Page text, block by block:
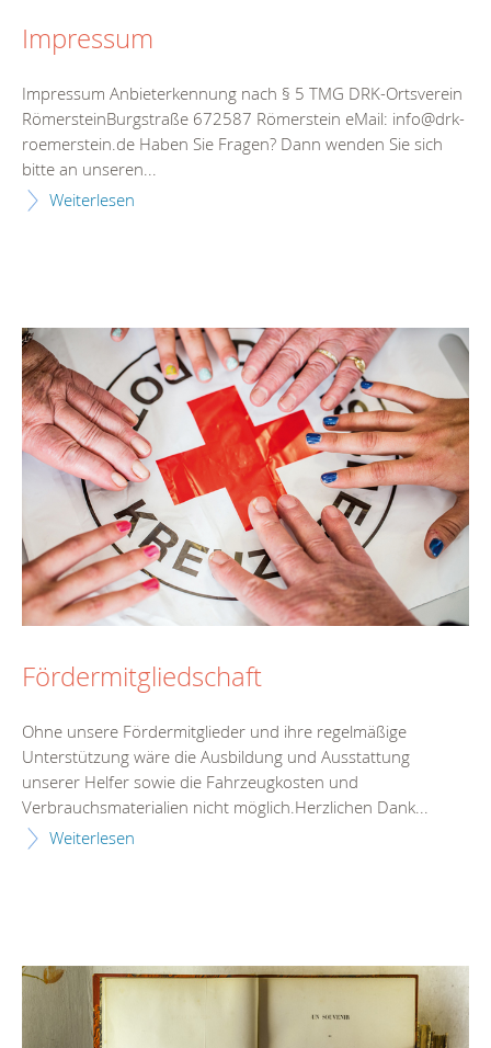
Impressum
Impressum Anbieterkennung nach § 5 TMG DRK-Ortsverein
RömersteinBurgstraße 672587 Römerstein eMail: info@drk-
roemerstein.de Haben Sie Fragen? Dann wenden Sie sich
bitte an unseren...
Weiterlesen
Fördermitgliedschaft
Ohne unsere Fördermitglieder und ihre regelmäßige
Unterstützung wäre die Ausbildung und Ausstattung
unserer Helfer sowie die Fahrzeugkosten und
Verbrauchsmaterialien nicht möglich.Herzlichen Dank...
Weiterlesen